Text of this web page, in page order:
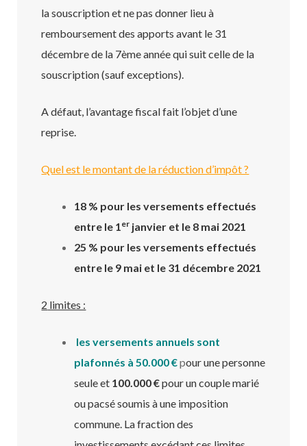
la souscription et ne pas donner lieu à
remboursement des apports avant le 31
décembre de la 7ème année qui suit celle de la
souscription (sauf exceptions).
A défaut, l’avantage fiscal fait l’objet d’une
reprise.
Quel est le montant de la réduction d’impôt ?
18 % pour les versements effectués
entre le 1er janvier et le 8 mai 2021
25 % pour les versements effectués
entre le 9 mai et le 31 décembre 2021
2 limites :
les versements annuels sont
plafonnés à50.000 €pour une personne
seule et 100.000 €pour un couple marié
ou pacsé soumis à une imposition
commune. La fraction des